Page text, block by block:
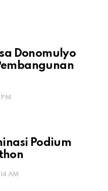
Donomulyo
PM
Podium
AM